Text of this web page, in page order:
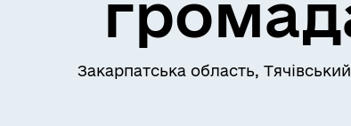
Закарпатська область,